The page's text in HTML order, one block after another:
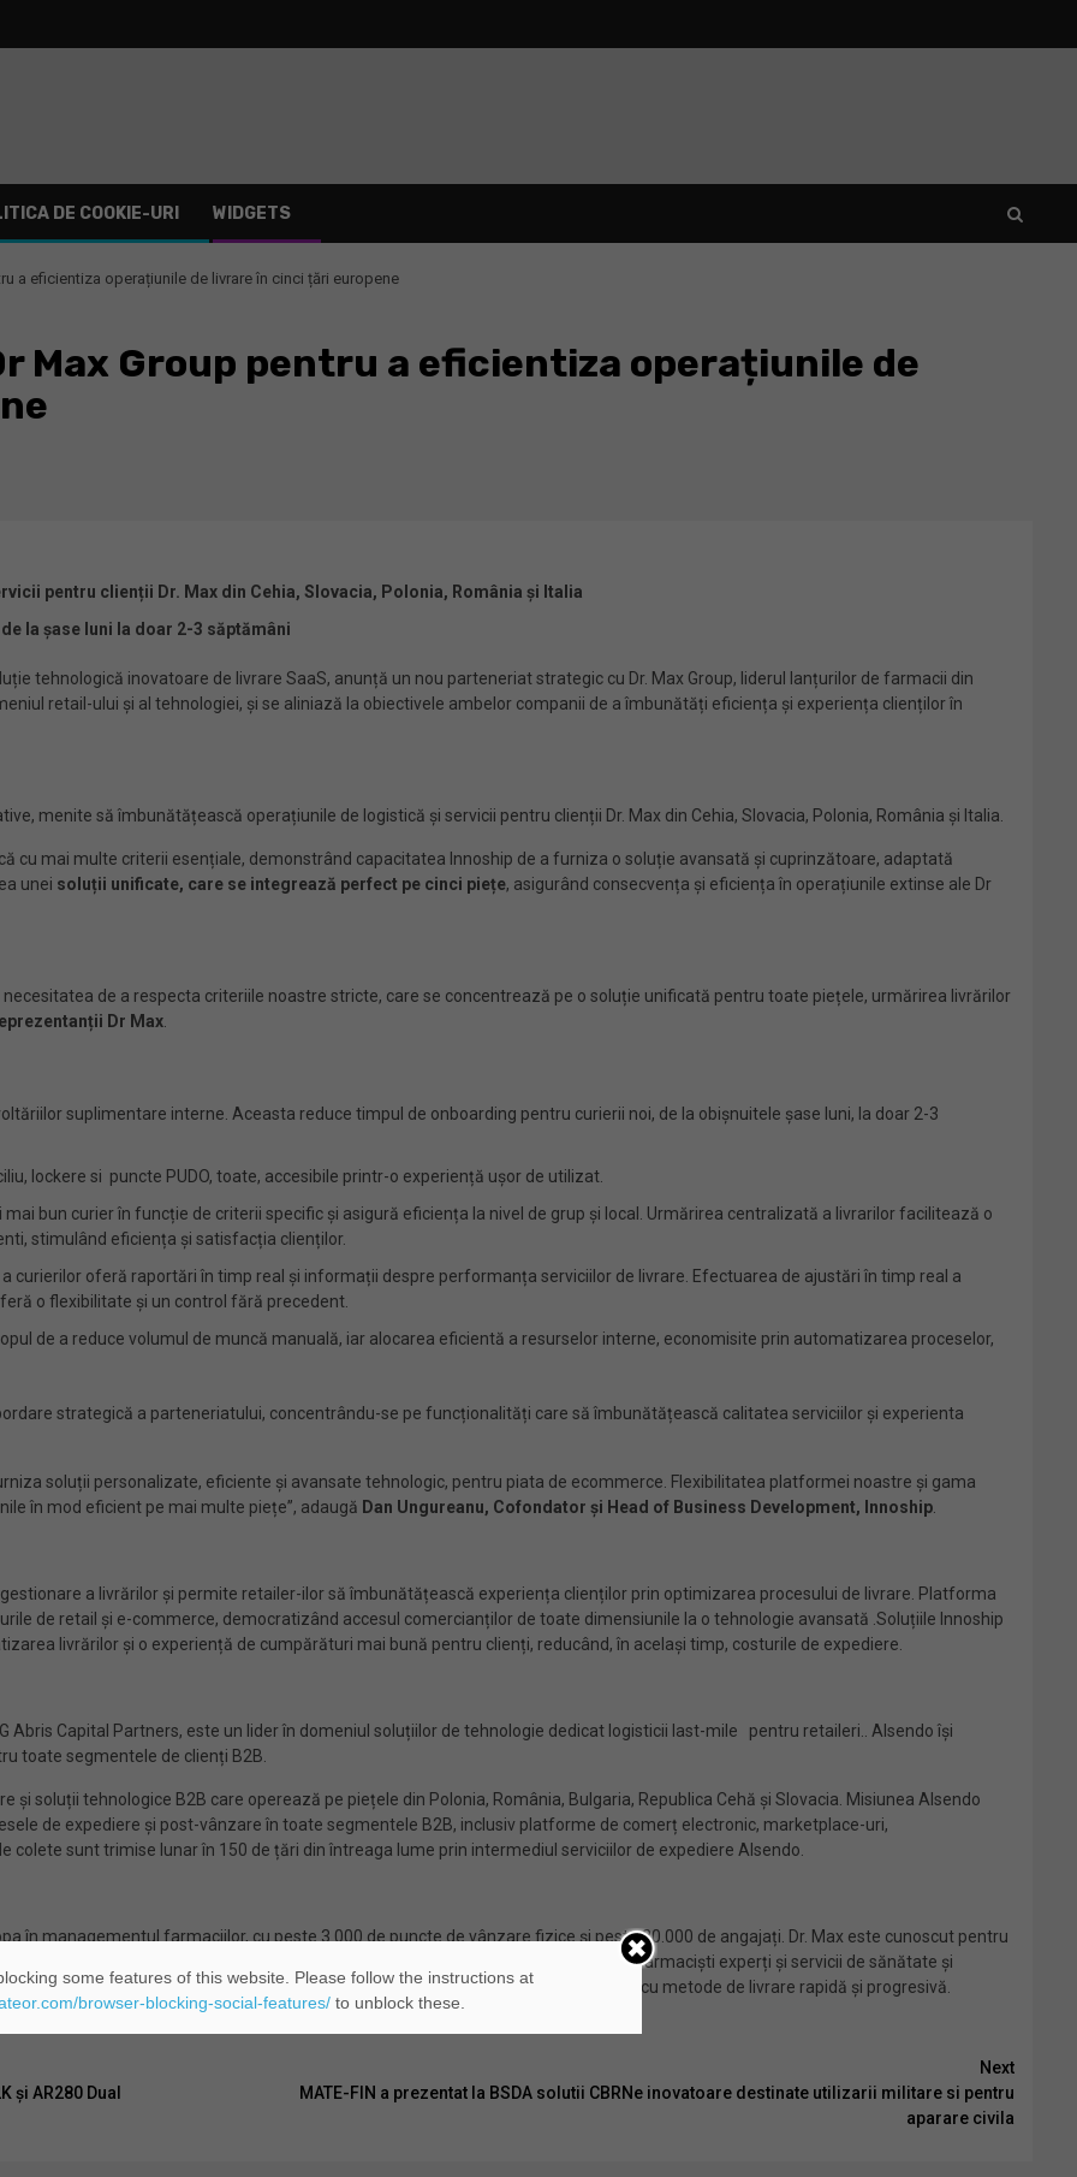
DE COOKIE-URI WIDGETS
a eficientiza operațiunile de livrare în cinci țări europene
Max Group pentru a eficientiza operațiunile de
pentru clienții Dr. Max din Cehia, Slovacia, Polonia, România și Italia
la șase luni la doar 2-3 săptămâni
tehnologică inovatoare de livrare SaaS, anunță un nou parteneriat strategic cu Dr. Max Group, liderul lanțurilor de farmacii din
retail-ului și al tehnologiei, și se aliniază la obiectivele ambelor companii de a îmbunătăți eficiența și experiența clienților în
menite să îmbunătățească operațiunile de logistică și servicii pentru clienții Dr. Max din Cehia, Slovacia, Polonia, România și Italia.
cu mai multe criterii esențiale, demonstrând capacitatea Innoship de a furniza o soluție avansată și cuprinzătoare, adaptată
unei soluții unificate, care se integrează perfect pe cinci piețe, asigurând consecvența și eficiența în operațiunile extinse ale Dr
de a respecta criteriile noastre stricte, care se concentrează pe o soluție unificată pentru toate piețele, urmărirea livrărilor
Dr Max
suplimentare interne. Aceasta reduce timpul de onboarding pentru curierii noi, de la obișnuitele șase luni, la doar 2-3
lockere si puncte PUDO, toate, accesibile printr-o experiență ușor de utilizat.
bun curier în funcție de criterii specific și asigură eficiența la nivel de grup și local. Urmărirea centralizată a livrarilor facilitează o
stimulând eficiența și satisfacția clienților.
curierilor oferă raportări în timp real și informații despre performanța serviciilor de livrare. Efectuarea de ajustări în timp real a
o flexibilitate și un control fără precedent.
de a reduce volumul de muncă manuală, iar alocarea eficientă a resurselor interne, economisite prin automatizarea proceselor,
strategică a parteneriatului, concentrându-se pe funcționalități care să îmbunătățească calitatea serviciilor și experienta
soluții personalizate, eficiente și avansate tehnologic, pentru piata de ecommerce. Flexibilitatea platformei noastre și gama
în mod eficient pe mai multe piețe”, adaugă Dan Ungureanu, Cofondator și Head of Business Development, Innoship
a livrărilor și permite retailer-ilor să îmbunătățească experiența clienților prin optimizarea procesului de livrare. Platforma
de retail și e-commerce, democratizând accesul comercianților de toate dimensiunile la o tehnologie avansată .Soluțiile Innoship
livrărilor și o experiență de cumpărături mai bună pentru clienți, reducând, în același timp, costurile de expediere.
Capital Partners, este un lider în domeniul soluțiilor de tehnologie dedicat logisticii last-mile pentru retaileri.. Alsendo își
toate segmentele de clienți B2B.
soluții tehnologice B2B care operează pe piețele din Polonia, România, Bulgaria, Republica Cehă și Slovacia. Misiunea Alsendo
de expediere și post-vânzare în toate segmentele B2B, inclusiv platforme de comerț electronic, marketplace-uri,
colete sunt trimise lunar în 150 de țări din întreaga lume prin intermediul serviciilor de expediere Alsendo.
în managementul farmaciilor, cu peste 3.000 de puncte de vânzare fizice și peste 20.000 de angajați. Dr. Max este cunoscut pentru
întotdeauna oamenii și clienții pe primul loc. Angajamentul Dr. Max se extinde la farmaciști experți și servicii de sănătate și
și ca farmacie online, oferind acces convenabil la peste 30.000 de produse cu metode de livrare rapidă și progresivă.
și AR280 Dual
Next
MATE-FIN a prezentat la BSDA solutii CBRNe inovatoare destinate utilizarii militare si pentru
aparare civila
some features of this website. Please follow the instructions at
browser-blocking-social-features/to unblock these.